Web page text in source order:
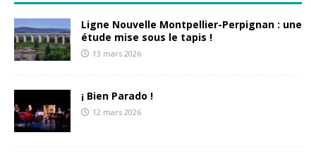
Ligne Nouvelle Montpellier-Perpignan : une
étude mise sous le tapis !
13 mars 2026
¡ Bien Parado !
12 mars 2026